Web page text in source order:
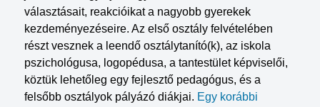
választásait, reakcióikat a nagyobb gyerekek
kezdeményezéseire. Az első osztály felvételében
részt vesznek a leendő osztálytanító(k), az iskola
pszichológusa, logopédusa, a tantestület képviselői,
köztük lehetőleg egy fejlesztő pedagógus, és a
felsőbb osztályok pályázó diákjai. Egy korábbi